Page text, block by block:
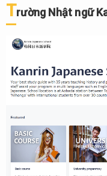
Trường Nhật ngữ